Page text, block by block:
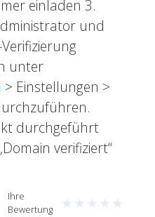
einladen 3.
und
unter
> Einstellungen >
durchgeführt
verifiziert“
Ihre
Bewertung
★ ★ ★ ★ ★